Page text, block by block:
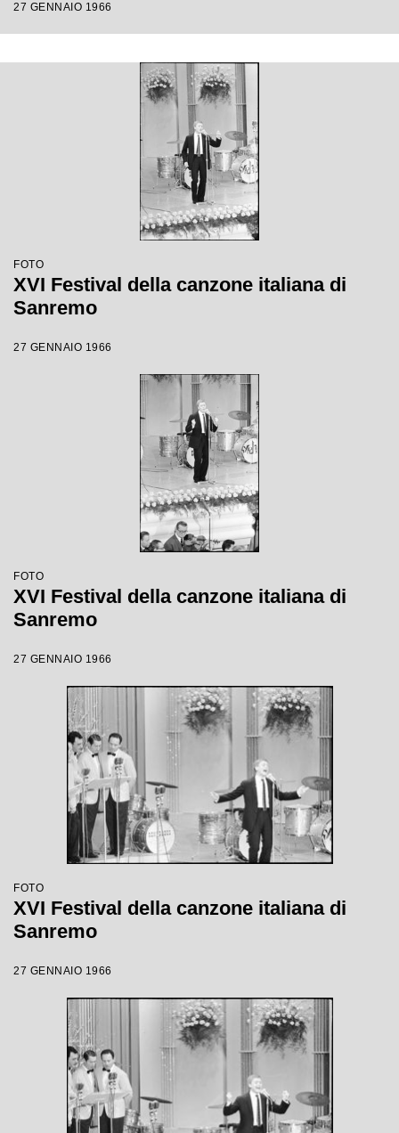
27 GENNAIO 1966
FOTO
XVI Festival della canzone italiana di
Sanremo
27 GENNAIO 1966
FOTO
XVI Festival della canzone italiana di
Sanremo
27 GENNAIO 1966
FOTO
XVI Festival della canzone italiana di
Sanremo
27 GENNAIO 1966